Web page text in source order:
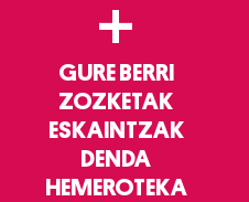
+
GURE BERRI
ZOZKETAK
ESKAINTZAK
DENDA
HEMEROTEKA